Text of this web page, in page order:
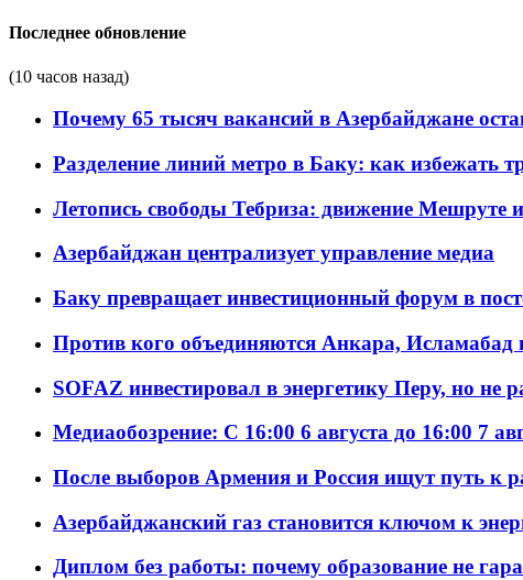
Последнее обновление
(10 часов назад)
Почему 65 тысяч вакансий в Азербайджане
Разделение линий метро в Баку: как избежать
Летопись свободы Тебриза: движение Мешруте
Азербайджан централизует управление медиа
Баку превращает инвестиционный форум в
Против кого объединяются Анкара, Исламабад
SOFAZ инвестировал в энергетику Перу, но не
Медиаобозрение: С 16:00 6 августа до 16:00 7
После выборов Армения и Россия ищут путь к
Азербайджанский газ становится ключом к
Диплом без работы: почему образование не